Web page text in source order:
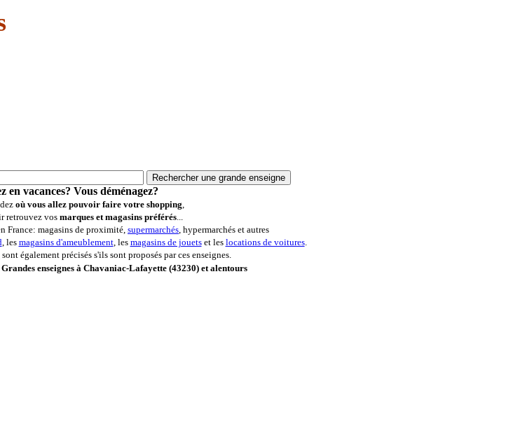
en vacances? Vous déménagez?
où vous allez pouvoir faire votre shopping,
retrouvez vos marques et magasins préférés...
France: magasins de proximité,supermarchés, hypermarchés et autres
, les magasins d'ameublement, les magasins de jouetset les locations de voitures.
sont également précisés s'ils sont proposés par ces enseignes.
Grandes enseignes à Chavaniac-Lafayette (43230) et alentours